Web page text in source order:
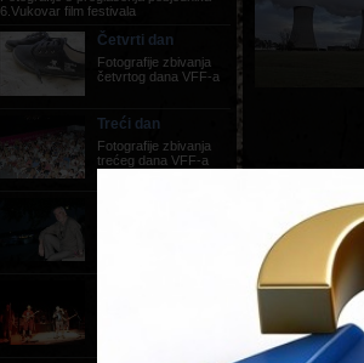
6.Vukovar film festivala
Četvrti dan
Fotografije zbivanja
četvrtog dana VFF-a
Treći dan
Fotografije zbivanja
trećeg dana VFF-a